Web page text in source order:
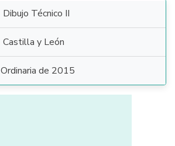
Dibujo Técnico II
Castilla y León
Ordinaria de 2015